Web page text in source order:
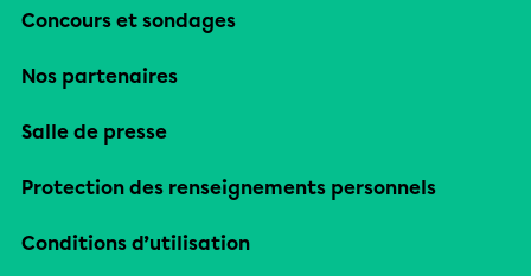
Concours et sondages
Nos partenaires
Salle de presse
Protection des renseignements personnels
Conditions d’utilisation